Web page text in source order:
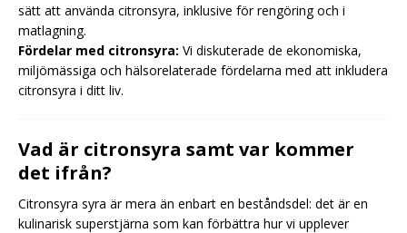
sätt att använda citronsyra, inklusive för rengöring och i
matlagning.
Fördelar med citronsyra: Vi diskuterade de ekonomiska,
miljömässiga och hälsorelaterade fördelarna med att inkludera
citronsyra i ditt liv.
Vad är citronsyra samt var kommer
det ifrån?
Citronsyra syra är mera än enbart en beståndsdel: det är en
kulinarisk superstjärna som kan förbättra hur vi upplever